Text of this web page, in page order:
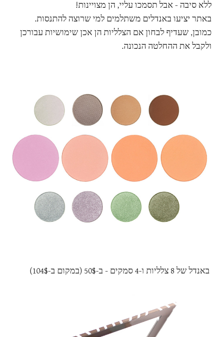
ללא סיבה - אבל תסמכו עליי, הן מצויינות!
באתר יציעו באנדלים משתלמים למי שרוצה להתנסות.
כמובן, שעדיף לבחון אם הצלליות הן אכן שימושיות עבורכן
ולקבל את ההחלטה הנכונה.
באנדל של 8 צלליות ו-4 סמקים - ב-50$ (במקום ב-104$)